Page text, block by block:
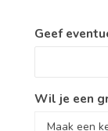
Geef
Wil je een